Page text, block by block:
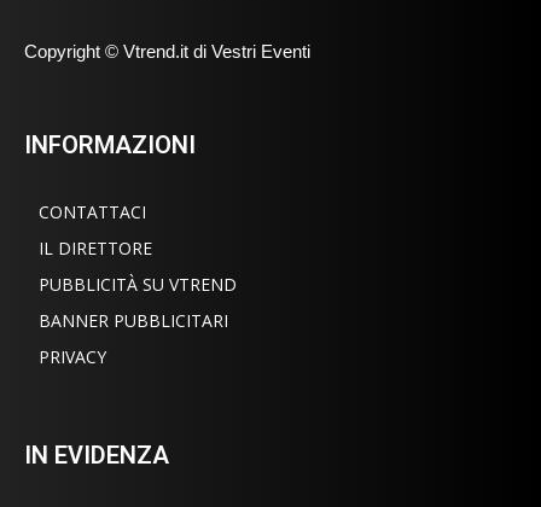
Copyright © Vtrend.it di Vestri Eventi
INFORMAZIONI
CONTATTACI
IL DIRETTORE
PUBBLICITÀ SU VTREND
BANNER PUBBLICITARI
PRIVACY
IN EVIDENZA